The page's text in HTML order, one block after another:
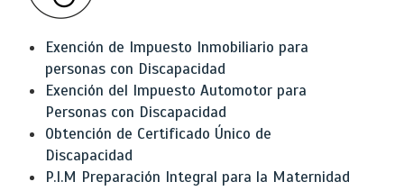
Exención de Impuesto Inmobiliario para
personas con Discapacidad
Exención del Impuesto Automotor para
Personas con Discapacidad
Obtención de Certificado Único de
Discapacidad
P.I.M Preparación Integral para la Maternidad